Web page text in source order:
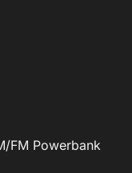
FM Powerbank